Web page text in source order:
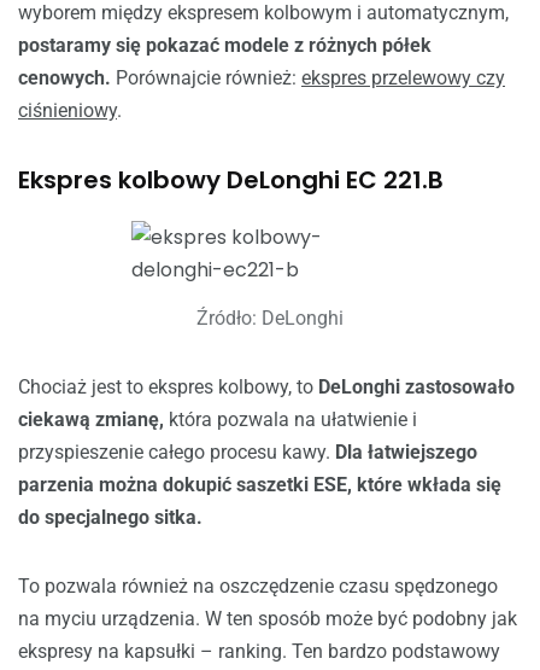
wyborem między ekspresem kolbowym i automatycznym,
postaramy się pokazać modele z różnych półek
cenowych. Porównajcie również: ekspres przelewowy czy
ciśnieniowy.
Ekspres kolbowy DeLonghi EC 221.B
Źródło: DeLonghi
Chociaż jest to ekspres kolbowy, to DeLonghi zastosowało
ciekawą zmianę, która pozwala na ułatwienie i
przyspieszenie całego procesu kawy. Dla łatwiejszego
parzenia można dokupić saszetki ESE, które wkłada się
do specjalnego sitka.
To pozwala również na oszczędzenie czasu spędzonego
na myciu urządzenia. W ten sposób może być podobny jak
ekspresy na kapsułki – ranking. Ten bardzo podstawowy